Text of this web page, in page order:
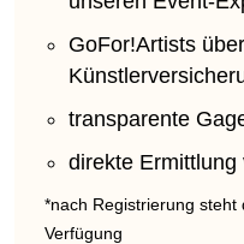
GoFor!Artists
transparente
direkte
*nach Registrierung
Verfügung